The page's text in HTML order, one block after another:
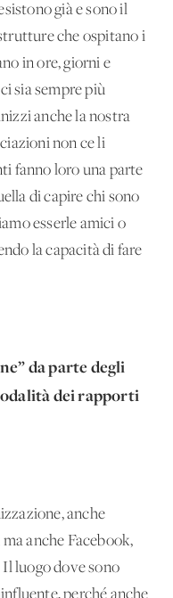
già e sono il
che ospitano i
in ore, giorni e
sia sempre più
anche la nostra
non ce li
fanno loro una parte
di capire chi sono
esserle amici o
la capacità di fare
da parte degli
dei rapporti
anche
anche Facebook,
luogo dove sono
perché anche